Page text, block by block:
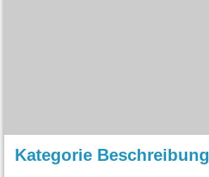
Kategorie Beschreibung